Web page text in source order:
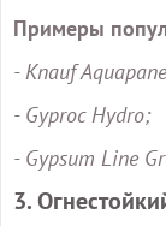
Примеры
- Knauf
- Gyproc Hydro;
- Gypsum Line
3.